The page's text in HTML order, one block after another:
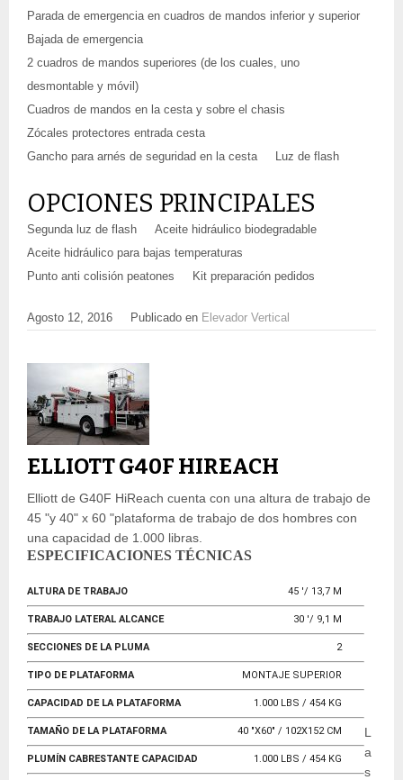
Parada de emergencia en cuadros de mandos inferior y superior
Bajada de emergencia
2 cuadros de mandos superiores (de los cuales, uno
desmontable y móvil)
Cuadros de mandos en la cesta y sobre el chasis
Zócales protectores entrada cesta
Gancho para arnés de seguridad en la cesta
Luz de flash
OPCIONES PRINCIPALES
Segunda luz de flash
Aceite hidráulico biodegradable
Aceite hidráulico para bajas temperaturas
Punto anti colisión peatones
Kit preparación pedidos
Agosto 12, 2016 Publicado en Elevador Vertical
ELLIOTT G40F HIREACH
Elliott de G40F HiReach cuenta con una altura de trabajo de
45 "y 40" x 60 "plataforma de trabajo de dos hombres con
una capacidad de 1.000 libras.
ESPECIFICACIONES TÉCNICAS
ALTURA DE TRABAJO 45 '/ 13,7 M
TRABAJO LATERAL ALCANCE 30 '/ 9,1 M
SECCIONES DE LA PLUMA 2
TIPO DE PLATAFORMA MONTAJE SUPERIOR
CAPACIDAD DE LA PLATAFORMA 1.000 LBS / 454 KG
TAMAÑO DE LA PLATAFORMA 40 "X60" / 102X152 CM
PLUMÍN CABRESTANTE CAPACIDAD 1.000 LBS / 454 KG
L
a
s